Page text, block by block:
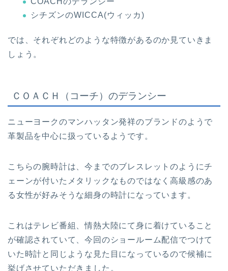
シチズンのWICCA(ウィッカ)
では、それぞれどのような特徴があるのか見ていきま
しょう。
ＣＯＡＣＨ（コーチ）のデランシー
ニューヨークのマンハッタン発祥のブランドのようで
革製品を中心に扱っているようです。
こちらの腕時計は、今までのブレスレットのようにチ
ェーンが付いたメタリックなものではなく高級感のあ
る女性が好みそうな細身の時計になっています。
これはテレビ番組、情熱大陸にて身に着けていること
が確認されていて、今回のショールーム配信でつけて
いた時計と同じような見た目になっているので候補に
挙げさせていただきました。